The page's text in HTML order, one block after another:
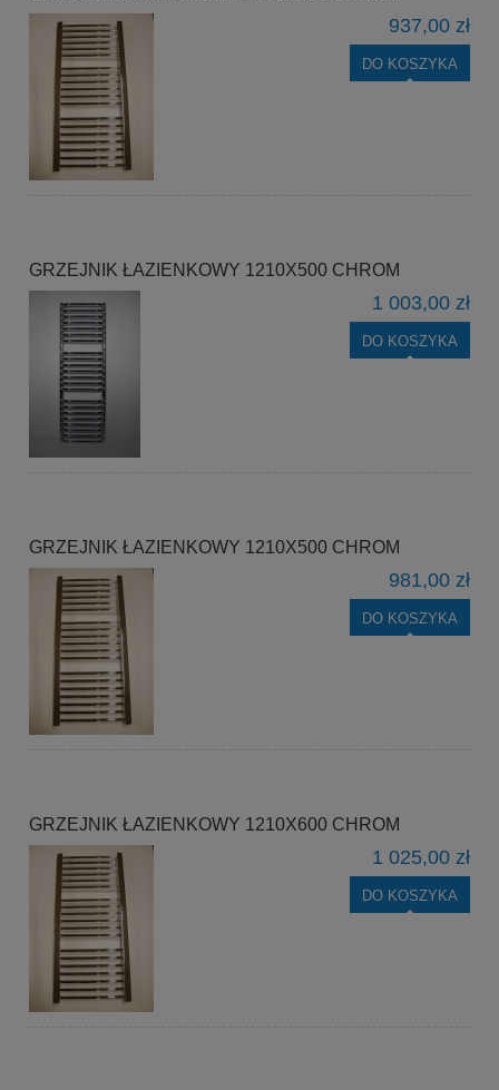
937,00 zł
DO KOSZYKA
GRZEJNIK ŁAZIENKOWY 1210X500 CHROM
1 003,00 zł
DO KOSZYKA
GRZEJNIK ŁAZIENKOWY 1210X500 CHROM
981,00 zł
DO KOSZYKA
GRZEJNIK ŁAZIENKOWY 1210X600 CHROM
1 025,00 zł
DO KOSZYKA